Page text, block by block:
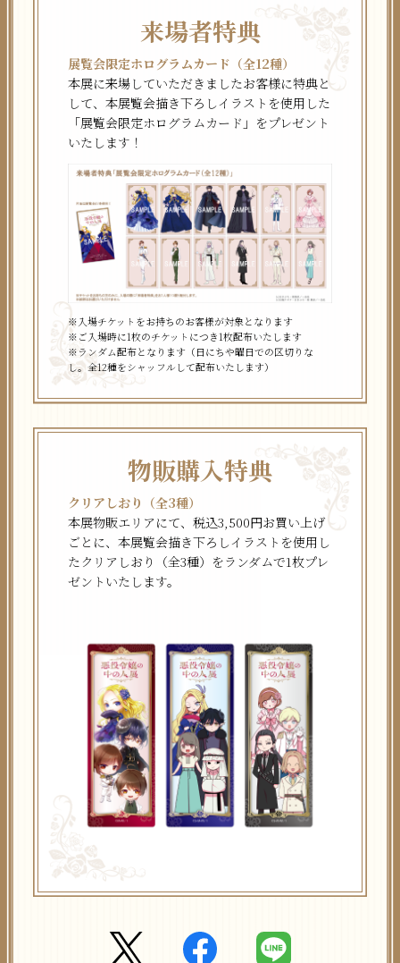
来場者特典
展覧会限定ホログラムカード（全12種）
本展に来場していただきましたお客様に特典と
して、本展覧会描き下ろしイラストを使用した
「展覧会限定ホログラムカード」をプレゼント
いたします！
※入場チケットをお持ちのお客様が対象となります
※ご入場時に1枚のチケットにつき1枚配布いたします
※ランダム配布となります（日にちや曜日での区切りな
し。全12種をシャッフルして配布いたします）
物販購入特典
クリアしおり（全3種）
本展物販エリアにて、税込3,500円お買い上げ
ごとに、本展覧会描き下ろしイラストを使用し
たクリアしおり（全3種）をランダムで1枚プレ
ゼントいたします。